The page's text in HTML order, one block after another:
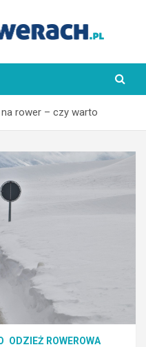
rower – czy warto
ODZIEŻ ROWEROWA